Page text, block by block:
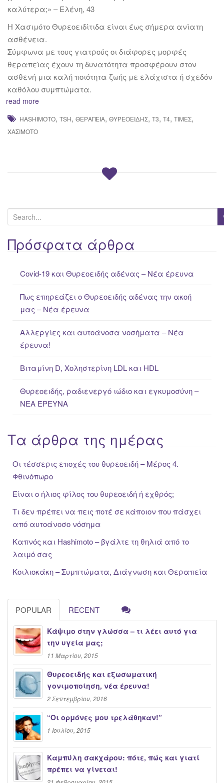
καλύτερα;» – Ελένη, 43
Η Χασιμότο Θυρεοειδίτιδα είναι έως σήμερα ανίατη
ασθένεια.
Σύμφωνα με τους γιατρούς οι διάφορες μορφές
θεραπείας έχουν τη δυνατότητα προσφέρουν στον
ασθενή μια καλή ποιότητα ζωής με ελάχιστα ή σχεδόν
καθόλου συμπτώματα.
read more
HASHIMOTO, TSH, ΘΕΡΑΠΕΊΑ, ΘΥΡΕΟΕΙΔΉΣ, Τ3, Τ4, ΤΙΜΈΣ,
ΧΑΣΙΜΌΤΟ
e
a
rΠρόσφατα άρθρα
Covid-19 και Θυρεοειδής αδένας – Νέα έρευνα
Πως επηρεάζει ο Θυρεοειδής αδένας την ακοή
μας – Νέα έρευνα
Αλλεργίες και αυτοάνοσα νοσήματα – Νέα
έρευνα!
Βιταμίνη D, Χοληστερίνη LDL και HDL
Θυρεοειδής, ραδιενεργό ιώδιο και εγκυμοσύνη –
ΝΕΑ ΈΡΕΥΝΑ
Τα άρθρα της ημέρας
Οι τέσσερις εποχές του θυρεοειδή – Μέρος 4.
Φθινόπωρο
Είναι ο ήλιος φίλος του θυρεοειδή ή εχθρός;
Τι δεν πρέπει να πεις ποτέ σε κάποιον που πάσχει
από αυτοάνοσο νόσημα
Καπνός και Hashimoto – βγάλτε τη θηλιά από το
λαιμό σας
Κοιλιοκάκη – Συμπτώματα, Διάγνωση και Θεραπεία
POPULAR RECENT
Κάψιμο στην γλώσσα – τι λέει αυτό για
την υγεία μας;
11 Μαρτίου, 2015
Θυρεοειδής και εξωσωματική
γονιμοποίηση, νέα έρευνα!
2 Σεπτεμβρίου, 2016
“Oι ορμόνες μου τρελάθηκαν!”
1 Ιουλίου, 2015
Καμπύλη σακχάρου: πότε, πώς και γιατί
πρέπει να γίνεται!